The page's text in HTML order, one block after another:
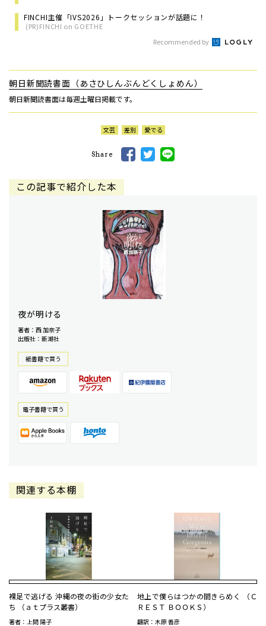
FINCHI主催「IVS2026」トークセッションが話題に！
(PR)FINCHI on GOETHE
Recommended by
朝日新聞読書面（あさひしんぶんどくしょめん）
朝日新聞読書面は毎週土曜日掲載です。
文芸 差別 愛でる
Share
この記事で紹介した本
夜が明ける
著者：西 加奈子
出版社：新潮社
紙書籍で買う
電⼦書籍で買う
関連する本棚
裸足で逃げる 沖縄の夜の街の少女た
ち （ａｔプラス叢書）
著者：上間 陽子
地上で僕らはつかの間きらめく （Ｃ
ＲＥＳＴ ＢＯＯＫＳ）
翻訳：木原 善彦